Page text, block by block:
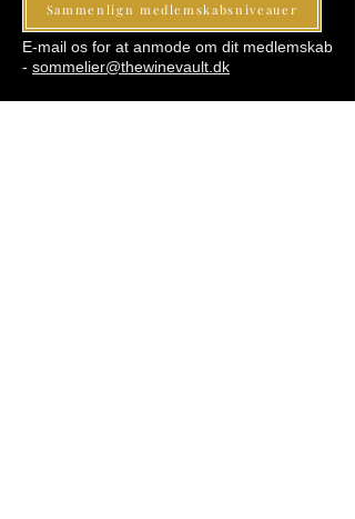
E-mail os for at anmode om dit medlemskab
- sommelier@thewinevault.dk
Sammenlign medlemskabsniveauer